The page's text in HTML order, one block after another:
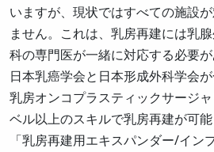
いますが、現状ではすべての施設
ません。これは、乳房再建には乳
科の専門医が一緒に対応する必要が
日本乳癌学会と日本形成外科学会
乳房オンコプラスティックサージ
ベル以上のスキルで乳房再建が可能
「乳房再建用エキスパンダー/イン